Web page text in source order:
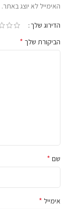
האימייל לא יוצג באתר.
הדירוג שלך
הביקורת שלך *
שם *
אימייל *